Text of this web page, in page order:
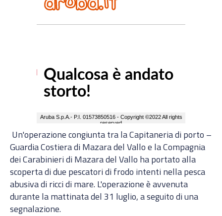
Un'operazione congiunta tra la Capitaneria di porto –
Guardia Costiera di Mazara del Vallo e la Compagnia
dei Carabinieri di Mazara del Vallo ha portato alla
scoperta di due pescatori di frodo intenti nella pesca
abusiva di ricci di mare. L'operazione è avvenuta
durante la mattinata del 31 luglio, a seguito di una
segnalazione.